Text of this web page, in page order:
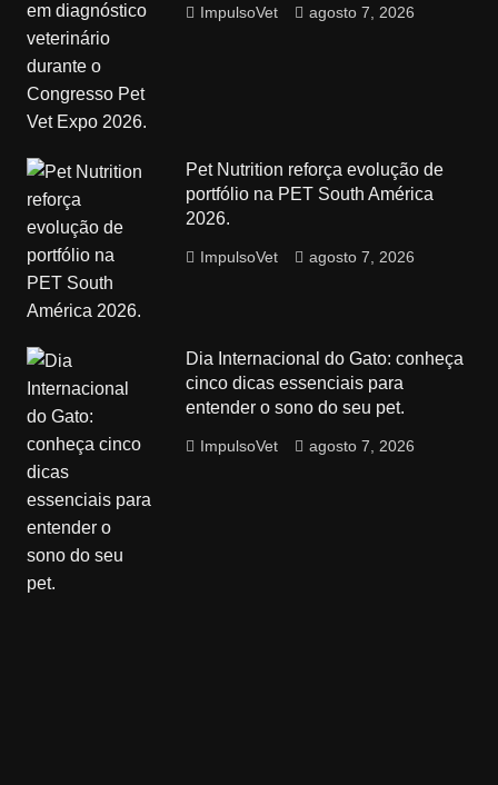
ImpulsoVet agosto 7, 2026
Pet Nutrition reforça evolução de
portfólio na PET South América
2026.
ImpulsoVet agosto 7, 2026
Dia Internacional do Gato: conheça
cinco dicas essenciais para
entender o sono do seu pet.
ImpulsoVet agosto 7, 2026